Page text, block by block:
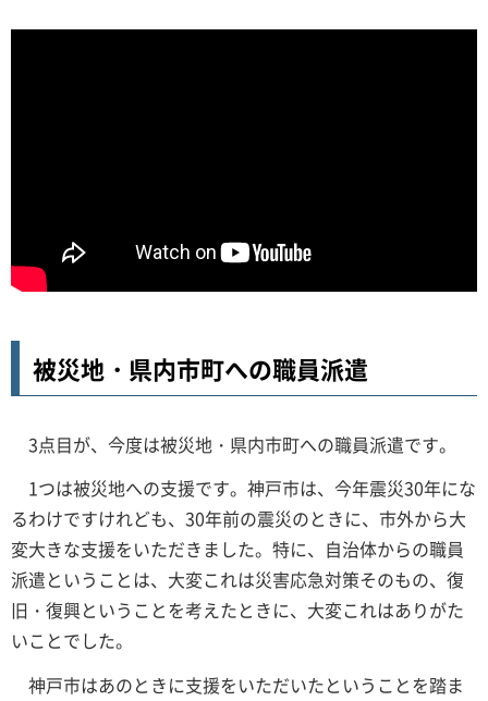
被災地・県内市町への職員派遣
3点目が、今度は被災地・県内市町への職員派遣です。
1つは被災地への支援です。神戸市は、今年震災30年にな
るわけですけれども、30年前の震災のときに、市外から大
変大きな支援をいただきました。特に、自治体からの職員
派遣ということは、大変これは災害応急対策そのもの、復
旧・復興ということを考えたときに、大変これはありがた
いことでした。
神戸市はあのときに支援をいただいたということを踏ま